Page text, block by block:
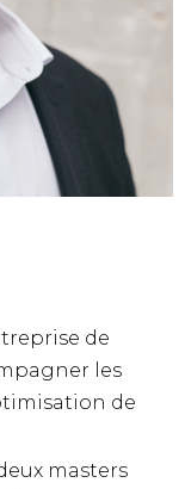
de
les
de
masters